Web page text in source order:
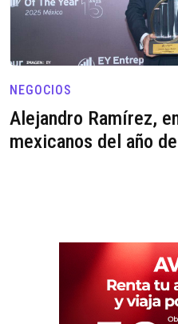
NEGOCIOS
Alejandro Ramírez,
mexicanos del año